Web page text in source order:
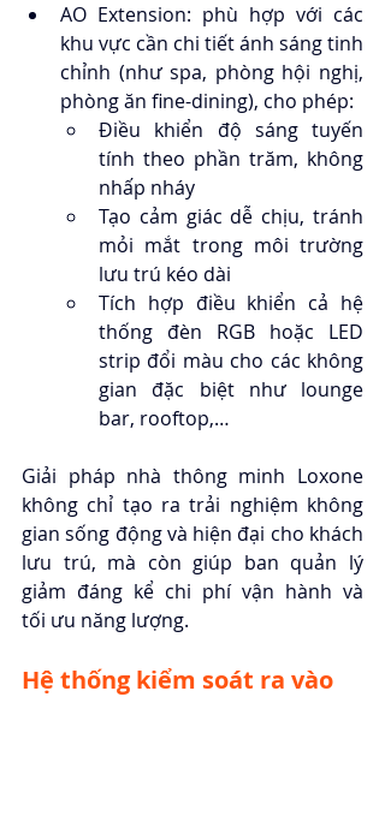
AO Extension: phù hợp với các
khu vực cần chi tiết ánh sáng tinh
chỉnh (như spa, phòng hội nghị,
phòng ăn fine-dining), cho phép:
Điều khiển độ sáng tuyến
tính theo phần trăm, không
nhấp nháy
Tạo cảm giác dễ chịu, tránh
mỏi mắt trong môi trường
lưu trú kéo dài
Tích hợp điều khiển cả hệ
thống đèn RGB hoặc LED
strip đổi màu cho các không
gian đặc biệt như lounge
bar, rooftop,…
Giải pháp nhà thông minh Loxone
không chỉ tạo ra trải nghiệm không
gian sống động và hiện đại cho khách
lưu trú, mà còn giúp ban quản lý
giảm đáng kể chi phí vận hành và
tối ưu năng lượng.
Hệ thống kiểm soát ra vào